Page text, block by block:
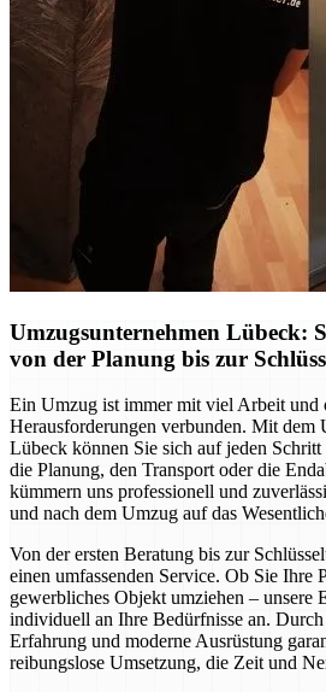
Umzugsunternehmen Lübeck:
von der Planung bis zur
Ein Umzug ist immer mit viel Arbeit und
Herausforderungen verbunden. Mit dem
Lübeck können Sie sich auf jeden Schritt
die Planung, den Transport oder die
kümmern uns professionell und
und nach dem Umzug auf das
Von der ersten Beratung bis zur
einen umfassenden Service. Ob Sie Ihre
gewerbliches Objekt umziehen – unsere
individuell an Ihre Bedürfnisse an.
Erfahrung und moderne Ausrüstung
reibungslose Umsetzung, die Zeit und